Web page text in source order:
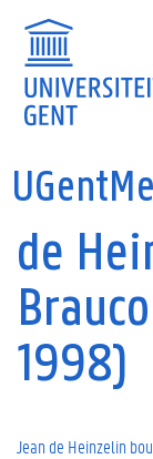
de
1998)
Jean de Heinzelin